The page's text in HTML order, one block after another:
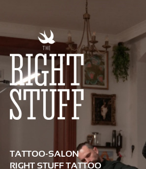
TATTOO-SALON
RIGHT STUFF TATTOO